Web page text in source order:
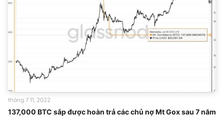
137,000 BTC sắp được hoàn trả các chủ nợ Mt Gox sau 7 năm
tháng 7 11, 2022